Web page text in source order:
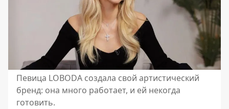
Певица LOBODA создала свой артистический
бренд: она много работает, и ей некогда
готовить.